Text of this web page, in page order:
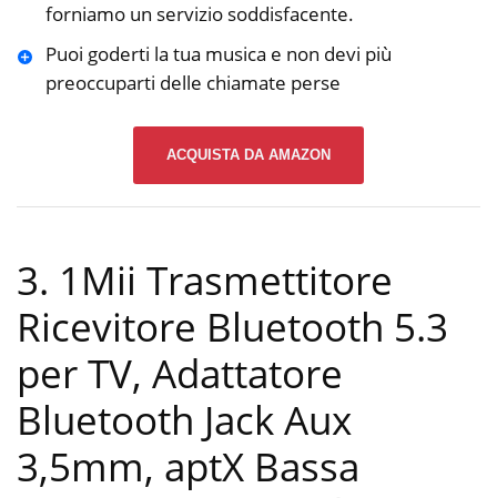
forniamo un servizio soddisfacente.
Puoi goderti la tua musica e non devi più
preoccuparti delle chiamate perse
ACQUISTA DA AMAZON
3. 1Mii Trasmettitore
Ricevitore Bluetooth 5.3
per TV, Adattatore
Bluetooth Jack Aux
3,5mm, aptX Bassa